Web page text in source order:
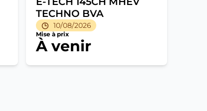
10/08/2026
TECHNO BVA
Mise à prix
À venir